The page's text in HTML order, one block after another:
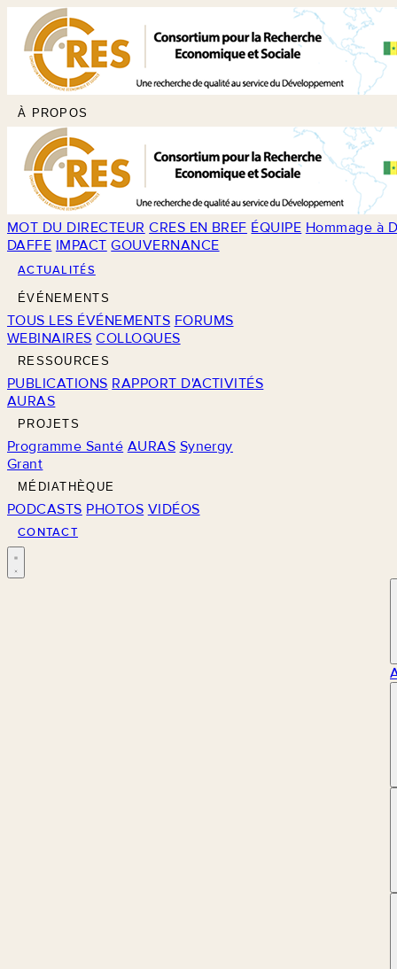
À PROPOS
MOT DU DIRECTEUR CRES EN BREF ÉQUIPE Hommage à
DAFFE IMPACT GOUVERNANCE
ACTUALITÉS
ÉVÉNEMENTS
TOUS LES ÉVÉNEMENTS FORUMS
WEBINAIRES COLLOQUES
RESSOURCES
PUBLICATIONS RAPPORT D'ACTIVITÉS
AURAS
PROJETS
Programme Santé AURAS Synergy
Grant
MÉDIATHÈQUE
PODCASTS PHOTOS VIDÉOS
CONTACT